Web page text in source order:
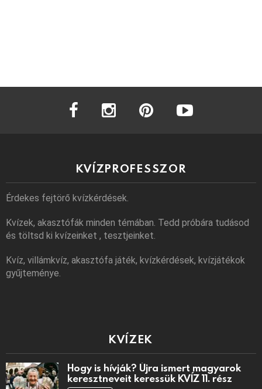
facebook instagram
KVÍZPROFESSZOR
Érdekes fejtörő kvízkérdések.
Kvízek, akasztófák minden témában. Tedd próbára tudásod
és töltsd ki kvízeinket , tesztjeinket.
Kvíz, villámkvíz, akasztófa játék, kvízkérdések, kvízjátékok
gyűjteménye.
KVÍZEK
Hogy is hívják? Újra ismert magyarok
keresztneveit keressük KVÍZ 11. rész